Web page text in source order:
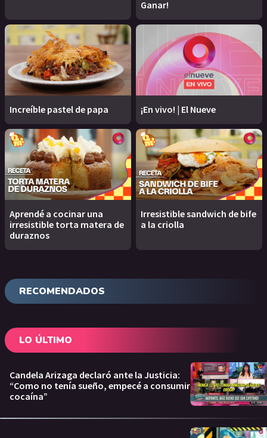
Ganar!
Increíble pastel de papa ¡En vivo! | El Nueve
Aprendé a cocinar una
irresistible torta matera de
duraznos
Irresistible sandwich de bife
a la criolla
RECOMENDADOS
LO ÚLTIMO
Candela Arizaga declaró ante la Justicia:
“Como no tenía sueño, empecé a consumir
cocaína”